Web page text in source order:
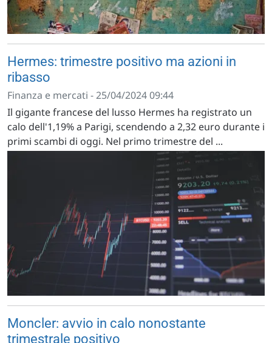
Hermes: trimestre positivo ma azioni in
ribasso
Finanza e mercati - 25/04/2024 09:44
Il gigante francese del lusso Hermes ha registrato un
calo dell'1,19% a Parigi, scendendo a 2,32 euro durante i
primi scambi di oggi. Nel primo trimestre del ...
Moncler: avvio in calo nonostante
trimestrale positivo